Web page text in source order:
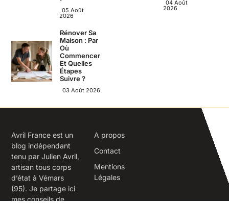
05 Août
2026
04 Août
2026
Rénover Sa
Maison : Par
Où
Commencer
Et Quelles
Étapes
Suivre ?
03 Août 2026
Avril France est un
blog indépendant
tenu par Julien Avril,
artisan tous corps
d’état à Vémars
(95). Je partage ici
mes conseils de
A propos
Contact
Mentions
Légales